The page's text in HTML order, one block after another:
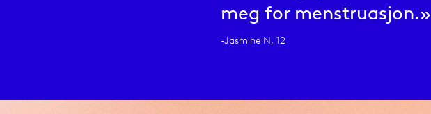
meg for menstruasjon.»
-Jasmine N, 12